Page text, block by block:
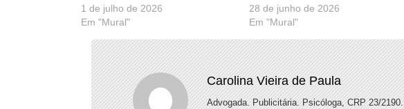
1 de julho de 2026
Em "Mural"
28 de junho de 2026
Em "Mural"
Carolina Vieira de Paula
Advogada. Publicitária. Psicóloga, CRP 23/2190.